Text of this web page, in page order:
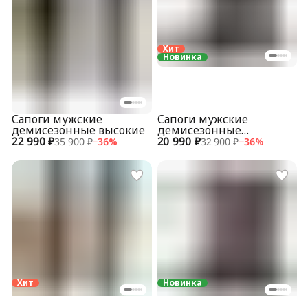
22 990 ₽35 900 ₽−36%
Сапоги мужские
демисезонные высокие
Хит
Новинка
20 990 ₽32 900 ₽−36%
Сапоги мужские
демисезонные
укороченные
Хит Новинка